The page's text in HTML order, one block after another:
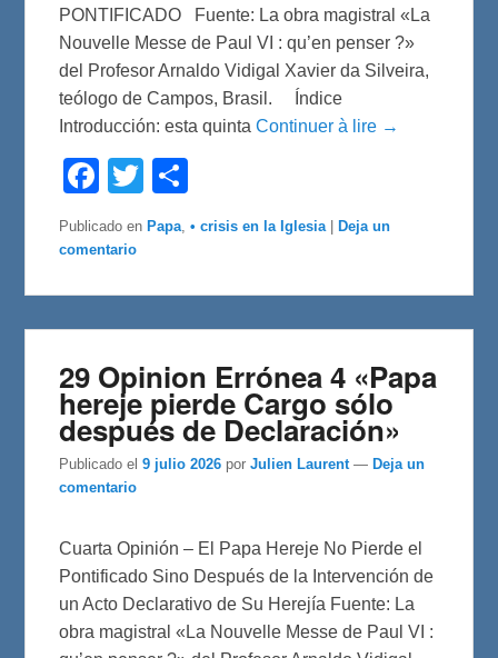
PONTIFICADO Fuente: La obra magistral «La
Nouvelle Messe de Paul VI : qu’en penser ?»
del Profesor Arnaldo Vidigal Xavier da Silveira,
teólogo de Campos, Brasil. Índice
Introducción: esta quintaContinuer à lire →
F
e
b
o
k
T
t
t
i
Publicado en Papa,• crisis en la Iglesia
Deja un
comentario
29 Opinion Errónea 4 «Papa
hereje pierde Cargo sólo
después de Declaración»
Publicado el 9 julio 2026 porJulien Laurent — Deja un
comentario
Cuarta Opinión – El Papa Hereje No Pierde el
Pontificado Sino Después de la Intervención de
un Acto Declarativo de Su Herejía Fuente: La
obra magistral «La Nouvelle Messe de Paul VI :